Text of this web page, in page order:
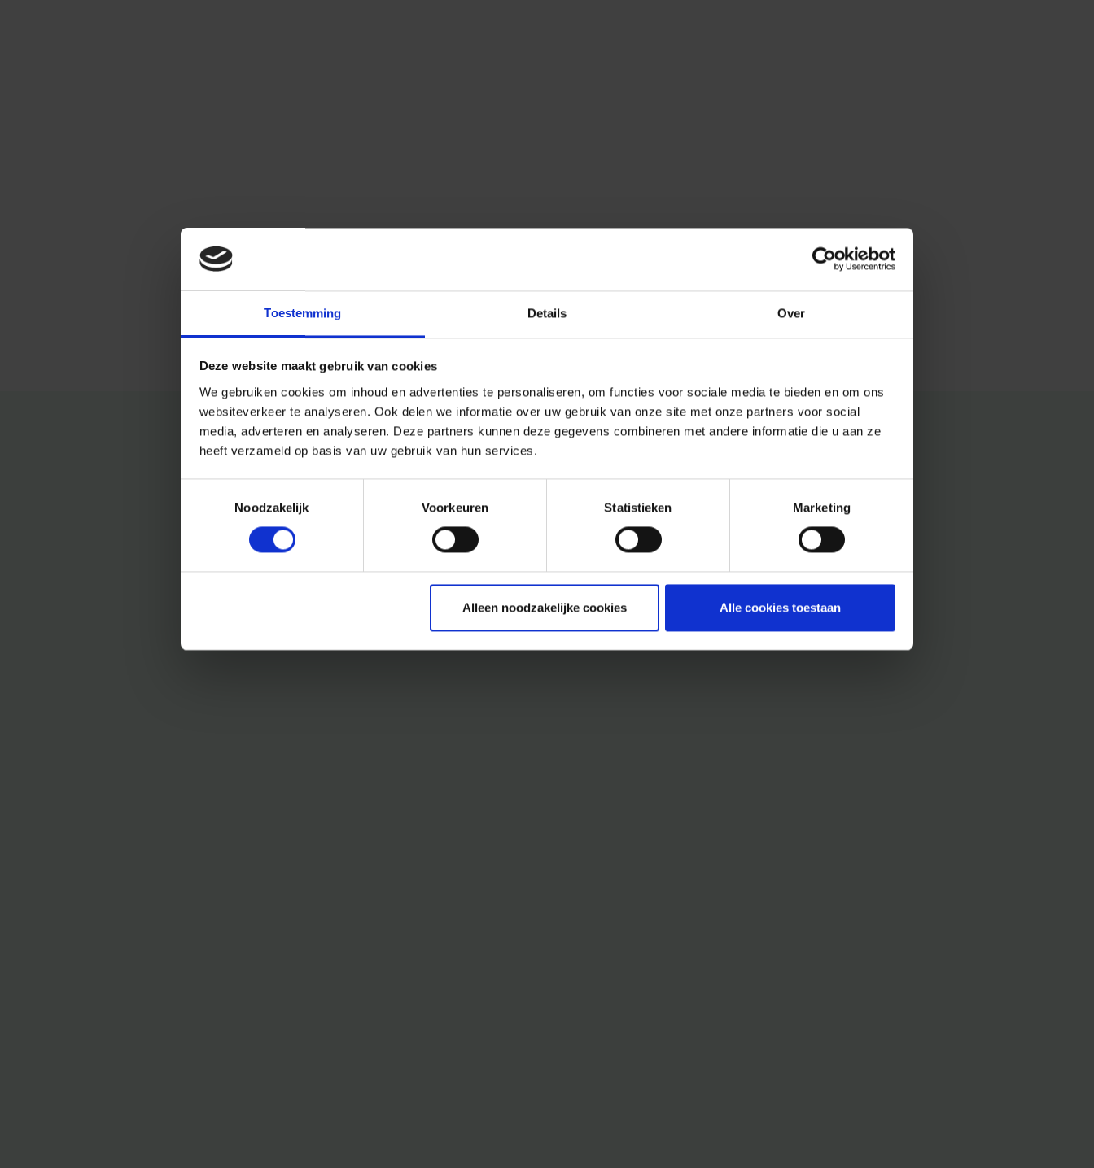
Toestemming Details Over
Deze website maakt gebruik van cookies
We gebruiken cookies om inhoud en advertenties te personaliseren, om functies voor sociale media te bieden en om ons
websiteverkeer te analyseren. Ook delen we informatie over uw gebruik van onze site met onze partners voor social
media, adverteren en analyseren. Deze partners kunnen deze gegevens combineren met andere informatie die u aan ze
heeft verzameld op basis van uw gebruik van hun services.
Noodzakelijk
Voorkeuren Statistieken Marketing
Alleen noodzakelijke cookies Alle cookies toestaan